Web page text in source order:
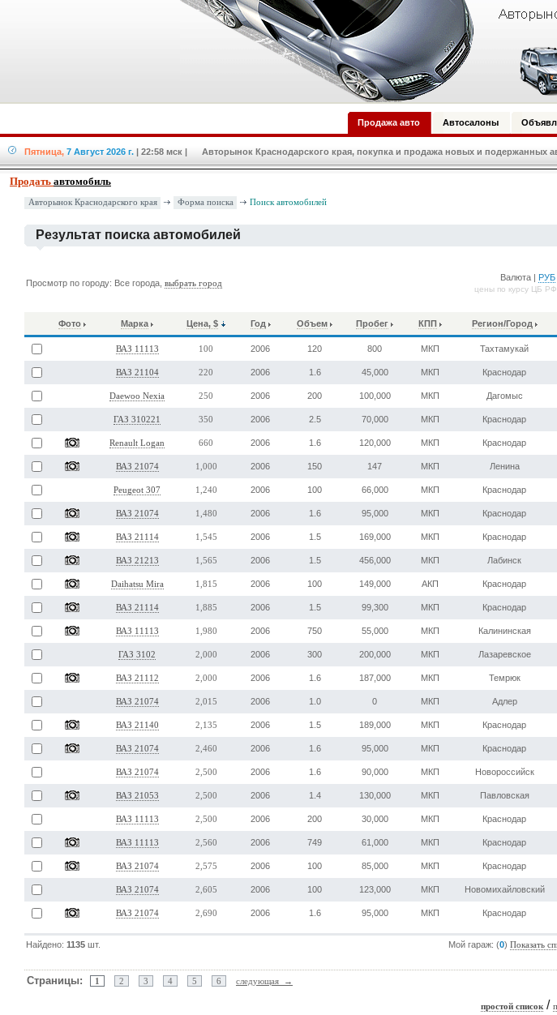
Продажа авто Автосалоны
Пятница, 7 Август 2026 г. | 22:58 мск | Авторынок Краснодарского края, покупка и продажа новых и подержанных
Продать автомобиль
Авторынок Краснодарского края Форма поиска Поиск автомобилей
Результат поиска автомобилей
Просмотр по городу: Все города,выбрать город
Валюта | РУБ
цены по курсу ЦБ
Фото Марка Цена, $ Год Объем Пробег КПП Регион/Город
ВАЗ 11113 100 2006 120 800 МКП Тахтамукай
ВАЗ 21104 220 2006 1.6 45,000 МКП Краснодар
Daewoo Nexia 250 2006 200 100,000 МКП Дагомыс
ГАЗ 310221 350 2006 2.5 70,000 МКП Краснодар
Renault Logan 660 2006 1.6 120,000 МКП Краснодар
ВАЗ 21074 1,000 2006 150 147 МКП Ленина
Peugeot 307 1,240 2006 100 66,000 МКП Краснодар
ВАЗ 21074 1,480 2006 1.6 95,000 МКП Краснодар
ВАЗ 21114 1,545 2006 1.5 169,000 МКП Краснодар
ВАЗ 21213 1,565 2006 1.5 456,000 МКП Лабинск
Daihatsu Mira 1,815 2006 100 149,000 АКП Краснодар
ВАЗ 21114 1,885 2006 1.5 99,300 МКП Краснодар
ВАЗ 11113 1,980 2006 750 55,000 МКП Калининская
ГАЗ 3102 2,000 2006 300 200,000 МКП Лазаревское
ВАЗ 21112 2,000 2006 1.6 187,000 МКП Темрюк
ВАЗ 21074 2,015 2006 1.0 0 МКП Адлер
ВАЗ 21140 2,135 2006 1.5 189,000 МКП Краснодар
ВАЗ 21074 2,460 2006 1.6 95,000 МКП Краснодар
ВАЗ 21074 2,500 2006 1.6 90,000 МКП Новороссийск
ВАЗ 21053 2,500 2006 1.4 130,000 МКП Павловская
ВАЗ 11113 2,500 2006 200 30,000 МКП Краснодар
ВАЗ 11113 2,560 2006 749 61,000 МКП Краснодар
ВАЗ 21074 2,575 2006 100 85,000 МКП Краснодар
ВАЗ 21074 2,605 2006 100 123,000 МКП Новомихайловский
ВАЗ 21074 2,690 2006 1.6 95,000 МКП Краснодар
Найдено:1135 шт. Мой гараж: (0)Показать
Страницы: 1 2 3 4 5 6 следующая →
простой список /